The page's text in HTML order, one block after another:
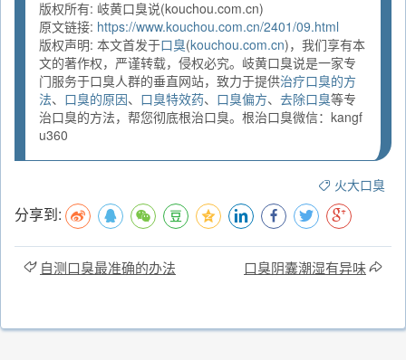
版权所有: 岐黄口臭说(kouchou.com.cn)
原文链接: https://www.kouchou.com.cn/2401/09.html
版权声明: 本文首发于口臭(kouchou.com.cn)，我们享有本
文的著作权，严谨转载，侵权必究。岐黄口臭说是一家专
门服务于口臭人群的垂直网站，致力于提供治疗口臭的方
法、 口臭的原因、 口臭特效药、 口臭偏方、 去除口臭等专
治口臭的方法，帮您彻底根治口臭。根治口臭微信：kangf
u360
火大口臭
分享到:
自测口臭最准确的办法 口臭阴囊潮湿有异味